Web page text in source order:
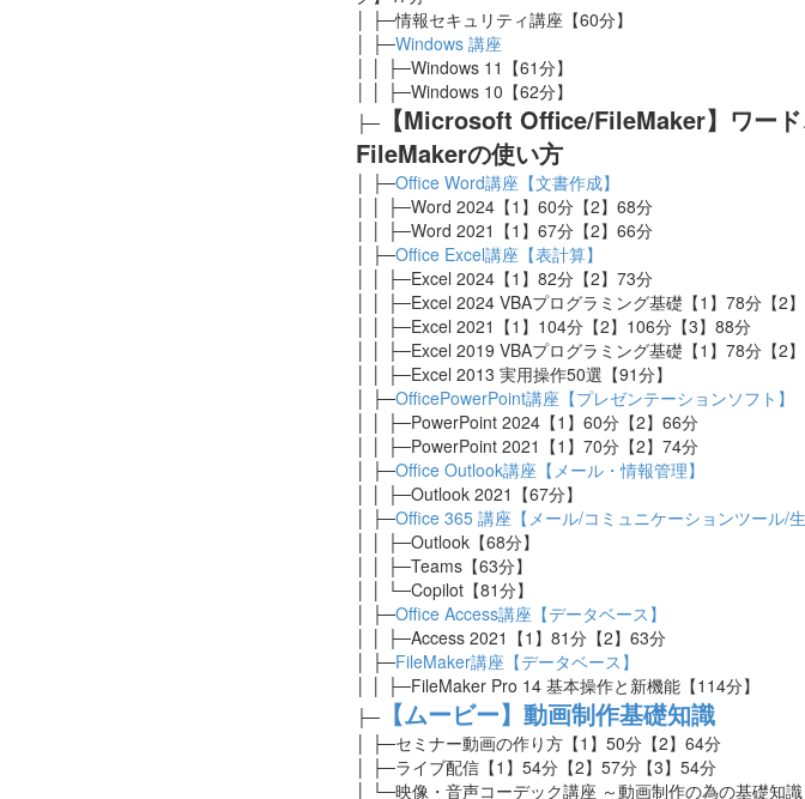
│ ├─情報セキュリティ講座【60分】
│ ├─Windows 講座
│ │ ├─Windows 11【61分】
│ │ ├─Windows 10【62分】
├─ 【Microsoft Office/FileMaker】ワー
FileMakerの使い方
│ ├─Office Word講座【文書作成】
│ │ ├─Word 2024【1】60分【2】68分
│ │ ├─Word 2021【1】67分【2】66分
│ ├─Office Excel講座【表計算】
│ │ ├─Excel 2024 【1】82分【2】73分
│ │ ├─Excel 2024 VBAプログラミング基礎【1】78分【2
│ │ ├─Excel 2021 【1】104分【2】106分【3】88分
│ │ ├─Excel 2019 VBAプログラミング基礎【1】78分【2
│ │ ├─Excel 2013 実用操作50選【91分】
│ ├─OfficePowerPoint講座【プレゼンテーションソフト】
│ │ ├─PowerPoint 2024【1】60分【2】66分
│ │ ├─PowerPoint 2021【1】70分【2】74分
│ ├─Office Outlook講座【メール・情報管理】
│ │ ├─Outlook 2021【67分】
│ ├─Office 365 講座【メール/コミュニケーションツール/生
│ │ ├─Outlook【68分】
│ │ ├─Teams【63分】
│ │ └─Copilot【81分】
│ ├─Office Access講座【データベース】
│ │ ├─Access 2021【1】81分【2】63分
│ ├─FileMaker講座【データベース】
│ │ ├─FileMaker Pro 14 基本操作と新機能【114分】
├─ 【ムービー】動画制作基礎知識
│ ├─セミナー動画の作り方【1】50分【2】64分
│ ├─ライブ配信【1】54分【2】57分【3】54分
│ └─映像・音声コーデック講座 ～動画制作の為の基礎知識